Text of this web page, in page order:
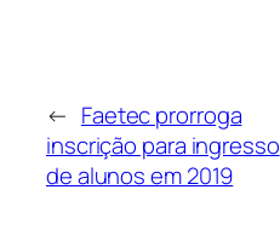
← Faetec prorroga
inscrição para ingresso
de alunos em 2019